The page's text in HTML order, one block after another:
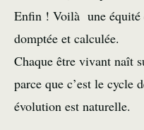
Enfin ! Voilà une équité
domptée et calculée.
Chaque être vivant naît
parce que c’est le cycle
évolution est naturelle.